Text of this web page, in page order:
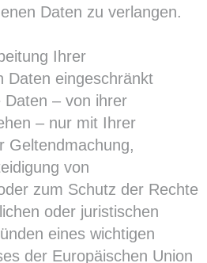
Daten zu verlangen.
Ihrer
Daten eingeschränkt
Daten – von ihrer
– nur mit Ihrer
Geltendmachung,
von
zum Schutz der Rechte
oder juristischen
eines wichtigen
der Europäischen Union